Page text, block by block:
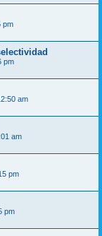
pm
pm
am
am
pm
pm